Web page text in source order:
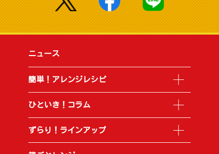
ニュース
簡単！アレンジレシピ
ひといき！コラム
ずらり！ラインアップ